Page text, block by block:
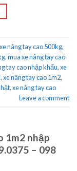
xe nâng tay cao 500kg,
,mua xe nâng tay cao
tay cao nhập khẩu,xe
,xe nâng tay cao 1m2,
,xe nâng tay cao
Leave a comment
1m2 nhập
– 098